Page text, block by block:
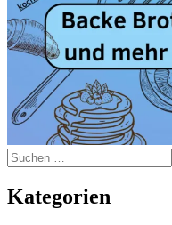
Suchen
nach:
Kategorien